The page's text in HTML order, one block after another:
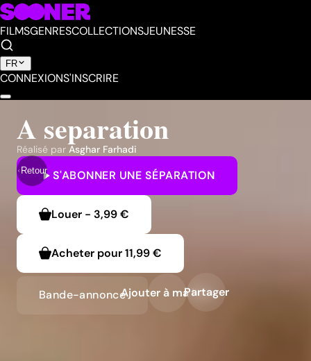
FILMSGENRESCOLLECTIONSJEUNESSE
FR
CONNEXIONS'INSCRIRE
Retour
A separation
Réalisé par Asghar Farhadi
S'ABONNER UNE SÉPARATION
Louer - 3,99 €
Acheter pour11,99 €
Bande-annonceAjouter à ma liste
Partager